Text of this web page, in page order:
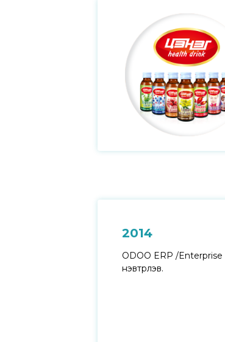
2014
ODOO ERP /Enterprise
нэвтрүүлэв.